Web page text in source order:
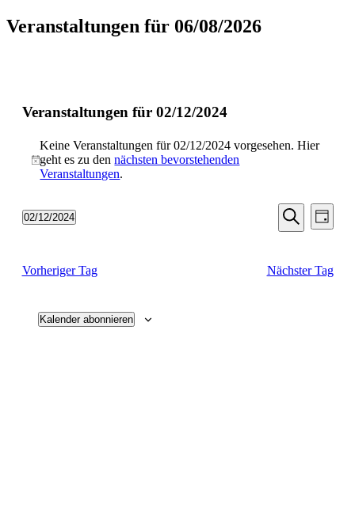
Veranstaltungen für 06/08/2026
Veranstaltungen für 02/12/2024
Hinweis
Keine Veranstaltungen für 02/12/2024 vorgesehen. Hier
geht es zu dennächsten bevorstehenden
Veranstaltungen.
Suche
Suche
Tag
02/12/2024
Vorheriger Tag
Nächster Tag
Kalender abonnieren